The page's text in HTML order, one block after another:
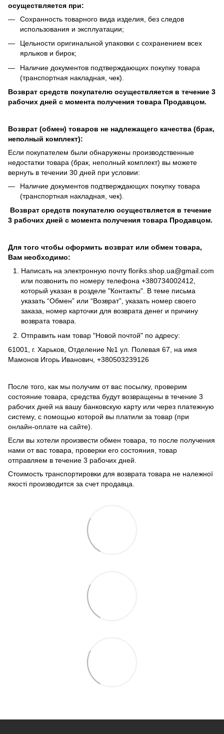
осуществляется при:
Сохранность товарного вида изделия, без следов
использования и эксплуатации;
Цельности оригинальной упаковки с сохранением всех
ярлыков и бирок;
Наличие документов подтверждающих покупку товара
(транспортная накладная, чек).
Возврат средств покупателю осуществляется в течение 3
рабочих дней с момента получения товара Продавцом.
Возврат (обмен) товаров не надлежащего качества (брак,
неполный комплект):
Если покупателем были обнаружены производственные
недостатки товара (брак, неполный комплект) вы можете
вернуть в течении 30 дней при условии:
Наличие документов подтверждающих покупку товара
(транспортная накладная, чек).
Возврат средств покупателю осуществляется в течение
3 рабочих дней с момента получения товара Продавцом.
Для того чтобы оформить возврат или обмен товара,
Вам необходимо:
Написать на электронную почту floriks.shop.ua@gmail.com
или позвонить по номеру телефона +380734002412,
который указан в розделе "Контакты". В теме письма
указать “Обмен” или “Возврат”, указать номер своего
заказа, номер карточки для возврата денег и причину
возврата товара.
Отправить нам товар "Новой почтой" по адресу:
61001, г. Харьков, Отделение №1 ул. Полевая 67, на имя
Мамонов Игорь Иванович, +380503239126
После того, как мы получим от вас посылку, проверим
состояние товара, средства будут возвращены в течение 3
рабочих дней на вашу банковскую карту или через платежную
систему, с помощью которой вы платили за товар (при
онлайн-оплате на сайте).
Если вы хотели произвести обмен товара, то после получения
нами от вас товара, проверки его состояния, товар
отправляем в течение 3 рабочих дней.
Стоимость транспортировки для возврата товара не належної
якості производится за счет продавца.